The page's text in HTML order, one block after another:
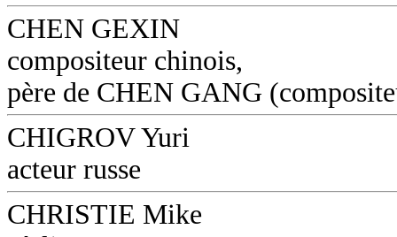
CHEN GEXIN
compositeur chinois,
père de CHEN GANG
CHIGROV Yuri
acteur russe
CHRISTIE Mike